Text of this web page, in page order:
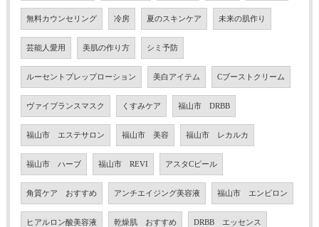
無料カウンセリング 冷房 夏のスキンケア 未来の肌作り
芸能人愛用 美肌の作り方 シミ予防
ルーセントプレップローション 美白アイテム Cブーストクリーム
ヴァイブランスマスク くすみケア 福山市 DRBB
福山市 エステサロン 福山市 美容 福山市 レカルカ
福山市 ハーブ 福山市 REVI アスタCピール
角質ケア おすすめ アンチエイジング美容液 福山市 エンビロン
ヒアルロン酸美容液 乾燥肌 おすすめ DRBB エッセンス